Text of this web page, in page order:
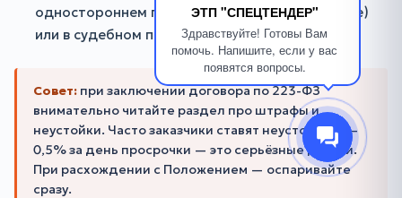
ЭТП "СПЕЦТЕНДЕР"
Здравствуйте! Готовы Вам
помочь. Напишите, если у вас
появятся вопросы.
одностороннем порядке (если есть в договоре)
или в судебном порядке
Совет: при заключении договора по 223-ФЗ
внимательно читайте раздел про штрафы и
неустойки. Часто заказчики ставят неустойку 0,1–
0,5% за день просрочки — это серьёзные деньги.
При расхождении с Положением — оспаривайте
сразу.